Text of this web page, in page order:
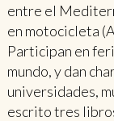
entre el
en motocicleta
Participan en
mundo, y dan
universidades,
escrito tres